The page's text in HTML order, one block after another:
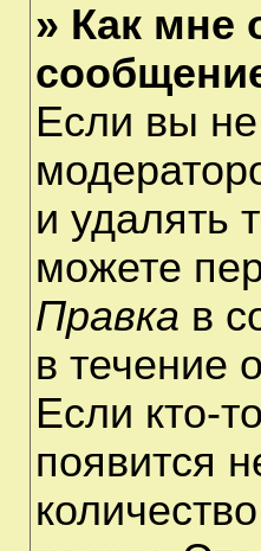
» Как мне
Если вы
и удалять
можете
Правка в
в течение
Если кто-
появится